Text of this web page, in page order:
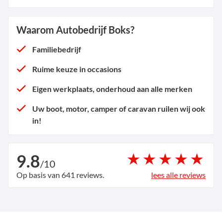
Waarom Autobedrijf Boks?
Familiebedrijf
Ruime keuze in occasions
Eigen werkplaats, onderhoud aan alle merken
Uw boot, motor, camper of caravan ruilen wij ook
in!
9.8/10
Op basis van 641 reviews. lees alle reviews